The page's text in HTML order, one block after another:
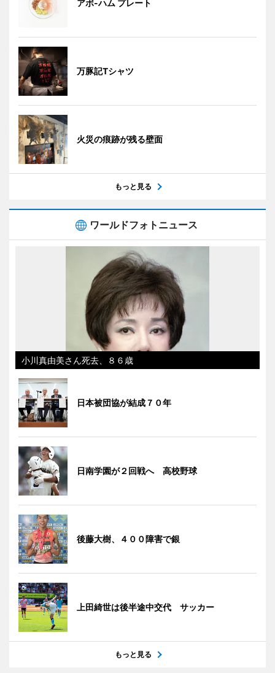
アボ-ハム プレート
万豚記Tシャツ
火災の痕跡が残る壁面
もっと見る
ワールドフォトニュース
小川真由美さん死去、８６歳
日本被団協が結成７０年
日南学園が２回戦へ 高校野球
後藤大樹、４００障害で銀
上田綺世は後半途中交代 サッカー
もっと見る